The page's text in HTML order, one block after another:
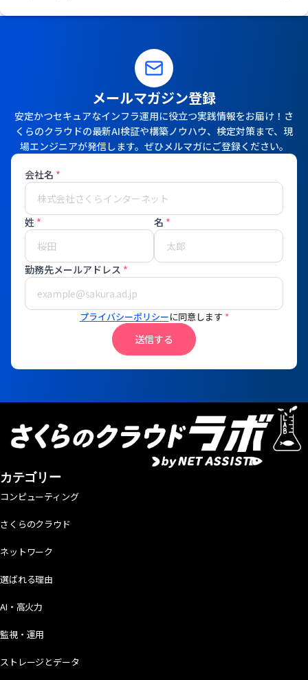
メールマガジン登録
安定かつセキュアなインフラ運用に役立つ実践情報をお届け！さ
くらのクラウドの最新AI検証や構築ノウハウ、検定対策まで、現
場エンジニアが発信します。ぜひメルマガにご登録ください。
会社名 *
姓 * 名 *
勤務先メールアドレス *
プライバシーポリシーに同意します *
送信する
カテゴリー
コンピューティング
さくらのクラウド
ネットワーク
選ばれる理由
AI・高火力
監視・運用
ストレージとデータ